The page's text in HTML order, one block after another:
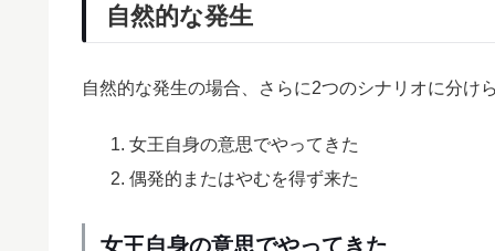
自然的な発生
自然的な発生の場合、さらに2つのシナリオに分け
女王自身の意思でやってきた
偶発的またはやむを得ず来た
女王自身の意思でやってきた